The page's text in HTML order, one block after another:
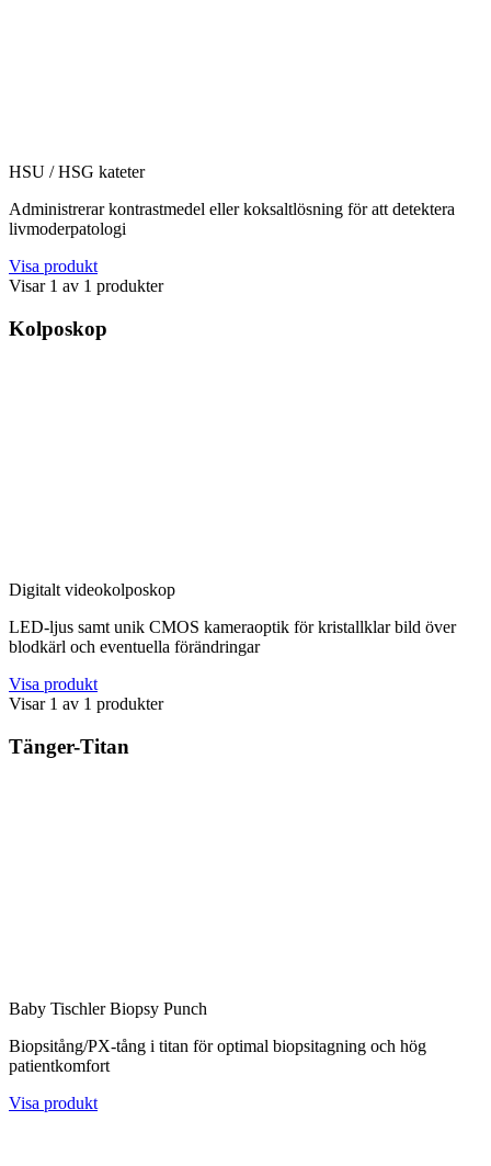
HSU / HSG kateter
Administrerar kontrastmedel eller koksaltlösning för att detektera
livmoderpatologi
Visa produkt
Visar 1 av 1 produkter
Kolposkop
Digitalt videokolposkop
LED-ljus samt unik CMOS kameraoptik för kristallklar bild över
blodkärl och eventuella förändringar
Visa produkt
Visar 1 av 1 produkter
Tänger-Titan
Baby Tischler Biopsy Punch
Biopsitång/PX-tång i titan för optimal biopsitagning och hög
patientkomfort
Visa produkt